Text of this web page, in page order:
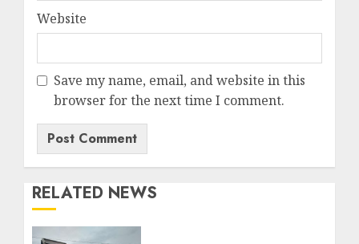
Website
Save my name, email, and website in this
browser for the next time I comment.
RELATED NEWS